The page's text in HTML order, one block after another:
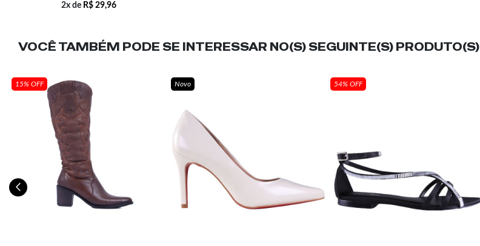
2x de R$ 29,96
VOCÊ TAMBÉM PODE SE INTERESSAR NO(S) SEGUINTE(S) PRODUTO(S)
15% OFF Novo 54% OFF